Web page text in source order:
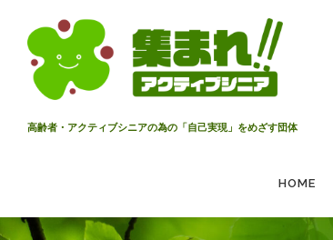
プ
高齢者・アクティブシニアの為の「自己実現」をめざす団体
HOME